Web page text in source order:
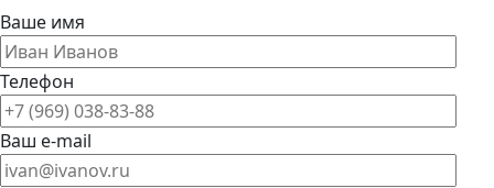
Ваше имя
Телефон
Ваш e-mail